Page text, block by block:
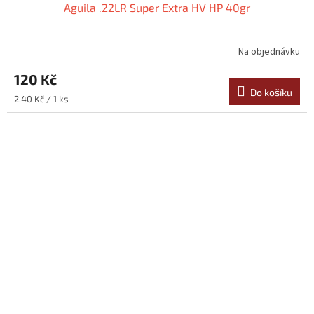
Aguila .22LR Super Extra HV HP 40gr
produktu
je
5,0
Na objednávku
120 Kč
Měrná
cena:
2,40 Kč / 1 ks
Do košíku